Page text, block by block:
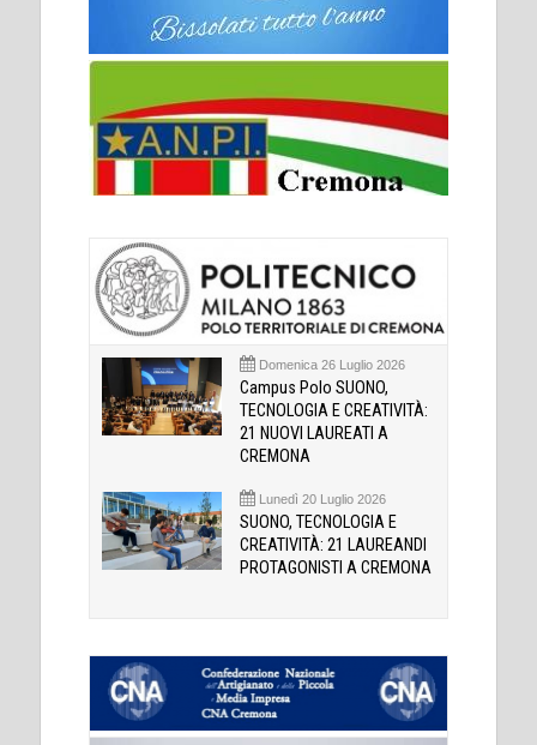
Domenica 26 Luglio 2026
Campus Polo SUONO,
TECNOLOGIA E CREATIVITÀ:
21 NUOVI LAUREATI A
CREMONA
Lunedì 20 Luglio 2026
SUONO, TECNOLOGIA E
CREATIVITÀ: 21 LAUREANDI
PROTAGONISTI A CREMONA